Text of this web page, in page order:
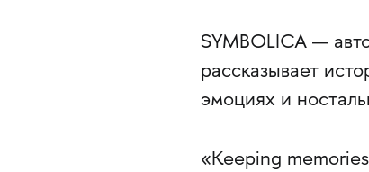
SYMBOLICA —
рассказывает
эмоциях и
«Keeping